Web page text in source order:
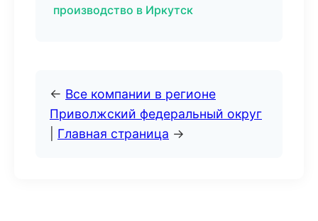
производство в Иркутск
← Все компании в регионе
Приволжский федеральный округ
Главная страница →